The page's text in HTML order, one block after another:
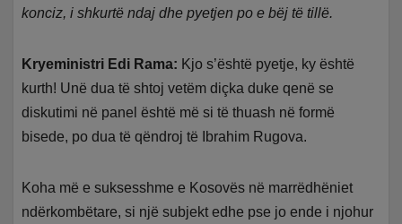
konciz, i shkurtë ndaj dhe pyetjen po e bëj të tillë.
Kryeministri Edi Rama: Kjo s’është pyetje, ky është
kurth! Unë dua të shtoj vetëm diçka duke qenë se
diskutimi në panel është më si të thuash në formë
bisede, po dua të qëndroj të Ibrahim Rugova.
Koha më e suksesshme e Kosovës në marrëdhëniet
ndërkombëtare, si një subjekt edhe pse jo ende i njohur